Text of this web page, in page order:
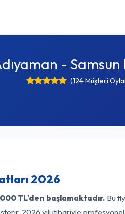
-
(124 Müşteri
2026
TL'den başlamaktadır. Bu